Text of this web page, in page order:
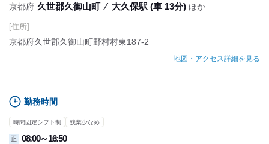
京都府 久世郡久御山町⁄ 大久保駅 (車 13分) ほか
[住所]
京都府久世郡久御山町野村村東187-2
地図・アクセス詳細を見る
勤務時間
時間固定シフト制 残業少なめ
正 08:00～16:50